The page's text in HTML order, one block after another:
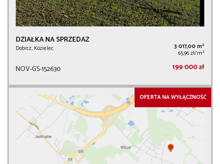
DZIAŁKA NA SPRZEDAŻ
Dobrcz, Kozielec 3 017,00 m2
65,96 zł/m2
NOV-GS-152630 199 000 zł
OFERTA NA WYŁĄCZNOŚĆ